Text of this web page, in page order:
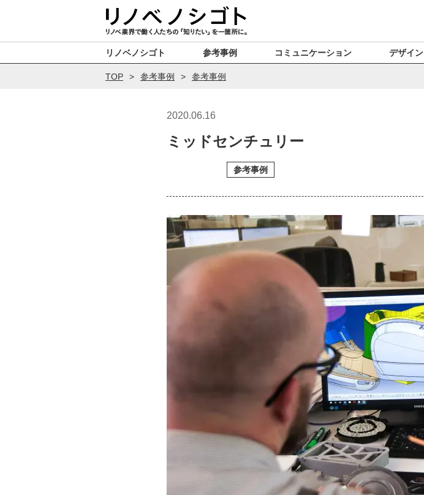
リノベノシゴト 参考事例 コミュニケーション デザイン
TOP 参考事例 参考事例
2020.06.16
ミッドセンチュリー
参考事例